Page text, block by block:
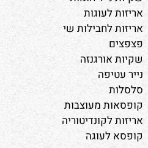
אריזות לעוגות
אריזות לחבילות שי
פצפצים
שקיות אורגנזה
נייר עטיפה
סלסלות
קופסאות מעוצבות
אריזות לקונדיטוריה
קופסא לעוגה